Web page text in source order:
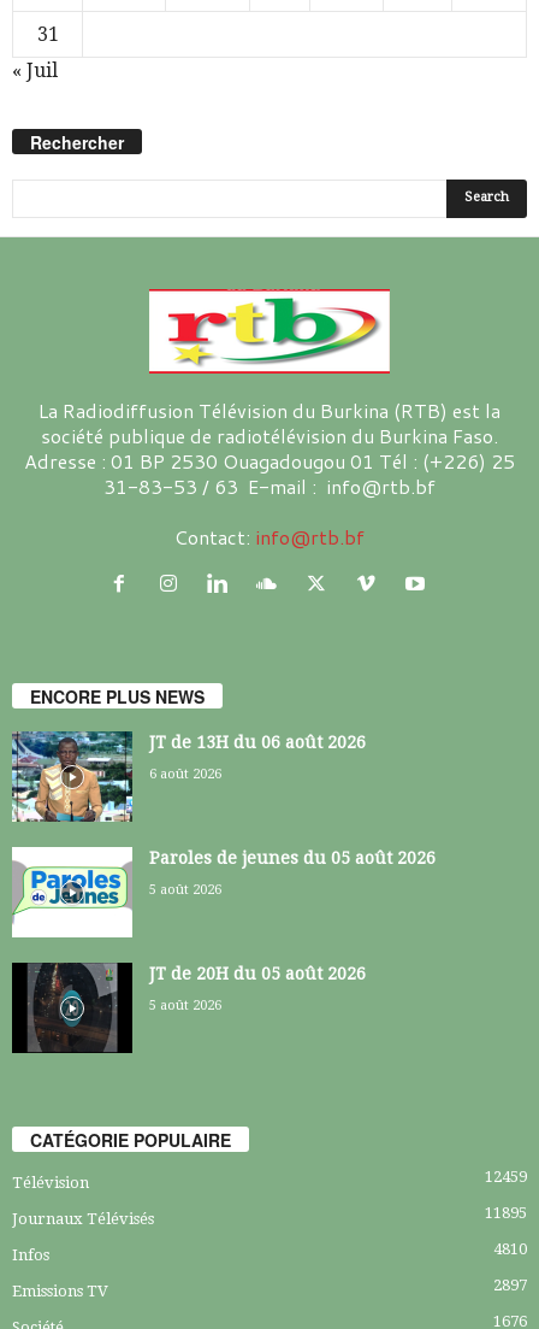
31
« Juil
Rechercher
La Radiodiffusion Télévision du Burkina (RTB) est la
société publique de radiotélévision du Burkina Faso.
Adresse : 01 BP 2530 Ouagadougou 01 Tél : (+226) 25
31-83-53 / 63 E-mail : info@rtb.bf
Contact: info@rtb.bf
ENCORE PLUS NEWS
JT de 13H du 06 août 2026
6 août 2026
Paroles de jeunes du 05 août 2026
5 août 2026
JT de 20H du 05 août 2026
5 août 2026
CATÉGORIE POPULAIRE
Télévision 12459
Journaux Télévisés 11895
Infos 4810
Emissions TV 2897
1676